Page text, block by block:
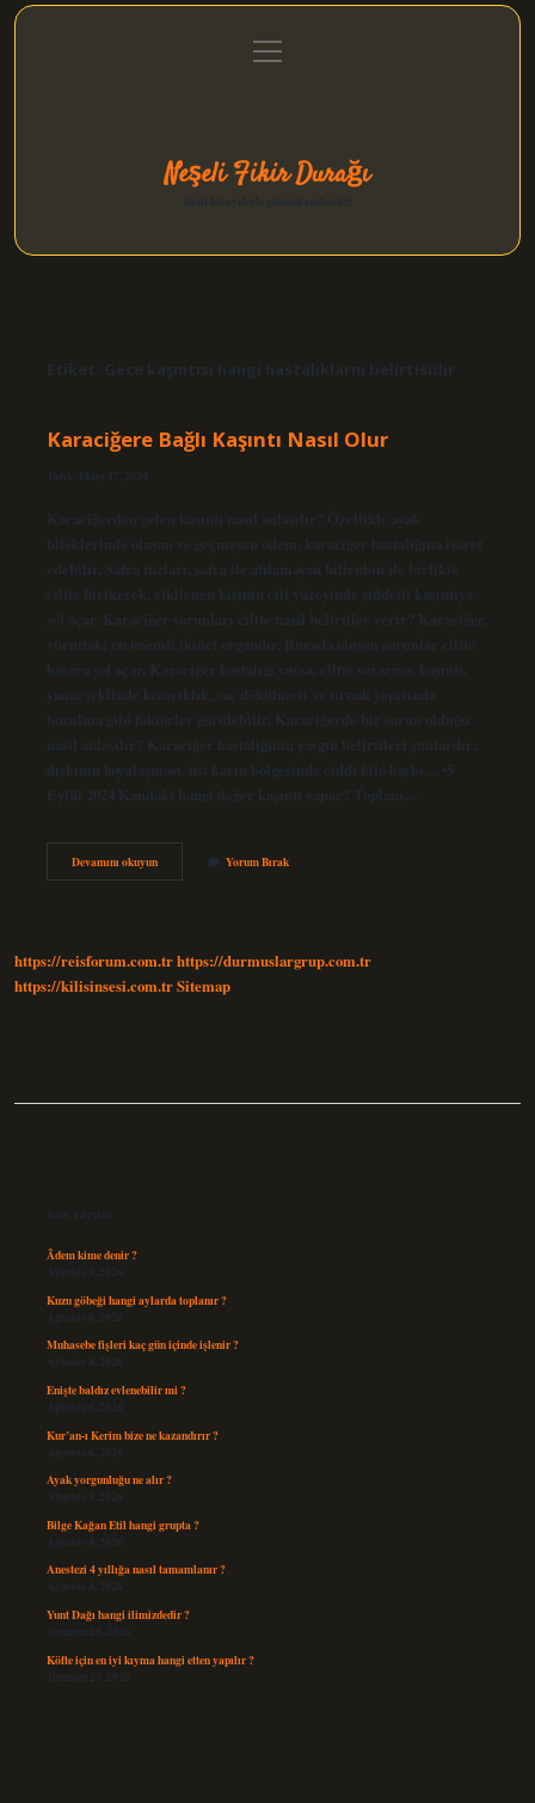
Gizlilik Politikası
menüyü
aç
Neşeli Fikir Durağı
Etiket: Gece kaşıntısı hangi hastalıkların belirtisidir
Karaciğere Bağlı Kaşıntı Nasıl Olur
Tarih: Ekim 17, 2024
Karaciğerden gelen kaşıntı nasıl anlaşılır? Özellikle ayak
bileklerinde oluşan ve geçmeyen ödem, karaciğer hastalığına işaret
edebilir. Safra tuzları, safra ile atılamayan bilirubin ile birlikte
ciltte birikerek, etkilenen kişinin cilt yüzeyinde şiddetli kaşıntıya
yol açar. Karaciğer sorunları ciltte nasıl belirtiler verir? Karaciğer,
vücuttaki en önemli ikinci organdır. Burada oluşan sorunlar ciltte
hasara yol açar. Karaciğer hastalığı varsa, ciltte sararma, kaşıntı,
yama şeklinde kızarıklık, saç dökülmesi ve tırnak yapısında
bozulma gibi faktörler görülebilir. Karaciğerde bir sorun olduğu
nasıl anlaşılır? Karaciğer hastalığının yaygın belirtileri şunlardır:
dışkının koyulaşması, üst karın bölgesinde ciddi kilo kaybı. .. •5
Eylül 2024 Kandaki hangi değer kaşıntı yapar? Toplam…
Devamını okuyunKaraciğere
Bağlı
Yorum Bırak
https://reisforum.com.trhttps://durmuslargrup.com.tr
https://kilisinsesi.com.trSitemap
Son Yazılar
Âdem kime denir ?
Ağustos 9, 2026
Kuzu göbeği hangi aylarda toplanır ?
Ağustos 8, 2026
Muhasebe fişleri kaç gün içinde işlenir ?
Ağustos 8, 2026
Enişte baldız evlenebilir mi ?
Ağustos 6, 2026
Kur’an-ı Kerim bize ne kazandırır ?
Ağustos 6, 2026
Ayak yorgunluğu ne alır ?
Ağustos 5, 2026
Bilge Kağan Etil hangi grupta ?
Ağustos 4, 2026
Anestezi 4 yıllığa nasıl tamamlanır ?
Ağustos 4, 2026
Yunt Dağı hangi ilimizdedir ?
Temmuz 29, 2026
Köfte için en iyi kıyma hangi etten yapılır ?
Temmuz 27, 2026